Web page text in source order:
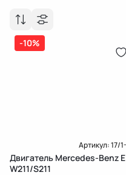
-10%
Артикул:17/
Двигатель Mercedes-Benz E
W211/S211